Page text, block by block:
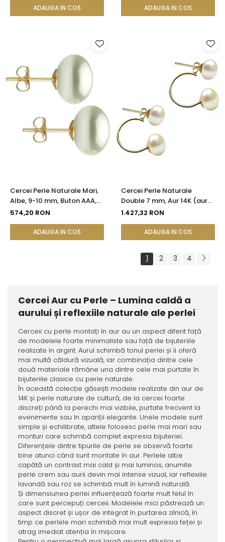
ADAUGA IN COS ADAUGA IN COS
Cercei Perle Naturale Mari,
Albe, 9-10 mm, Buton AAA,
Aur 14K (aur 585), Tip Șurub |
574,20 RON
ADAUGA IN COS
Cercei Perle Naturale
Double 7 mm, Aur 14K (aur
585), Simetrici și Versatili |
1.427,32 RON
ADAUGA IN COS
1 2 3 4
Cercei Aur cu Perle – Lumina caldă a
aurului și reflexiile naturale ale perlei
Cerceii cu perle montați în aur au un aspect diferit față
de modelele foarte minimaliste sau față de bijuteriile
realizate în argint. Aurul schimbă tonul perlei și îi oferă
mai multă căldură vizuală, iar combinația dintre cele
două materiale rămâne una dintre cele mai purtate în
bijuteriile clasice cu perle naturale.
În această colecție găsești modele realizate din aur de
14K și perle naturale de cultură, de la cercei foarte
discreți până la perechi mai vizibile, purtate frecvent la
evenimente sau în apariții elegante. Unele modele sunt
simple și echilibrate, altele folosesc perle mai mari sau
monturi care schimbă complet expresia bijuteriei.
Diferențele dintre tipurile de perle se observă foarte
bine atunci când sunt montate în aur. Perlele albe
capătă un contrast mai cald și mai luminos, anumite
perle crem sau aurii devin mai intense vizual, iar reflexiile
lavandă sau roz se schimbă mult în lumină naturală.
Și dimensiunea perlei influențează foarte mult felul în
care sunt percepuți cerceii. Modelele mici păstrează un
aspect discret și ușor de integrat în purtarea zilnică, în
timp ce perlele mari schimbă mai mult expresia feței și
atrag imediat atenția în mișcare.